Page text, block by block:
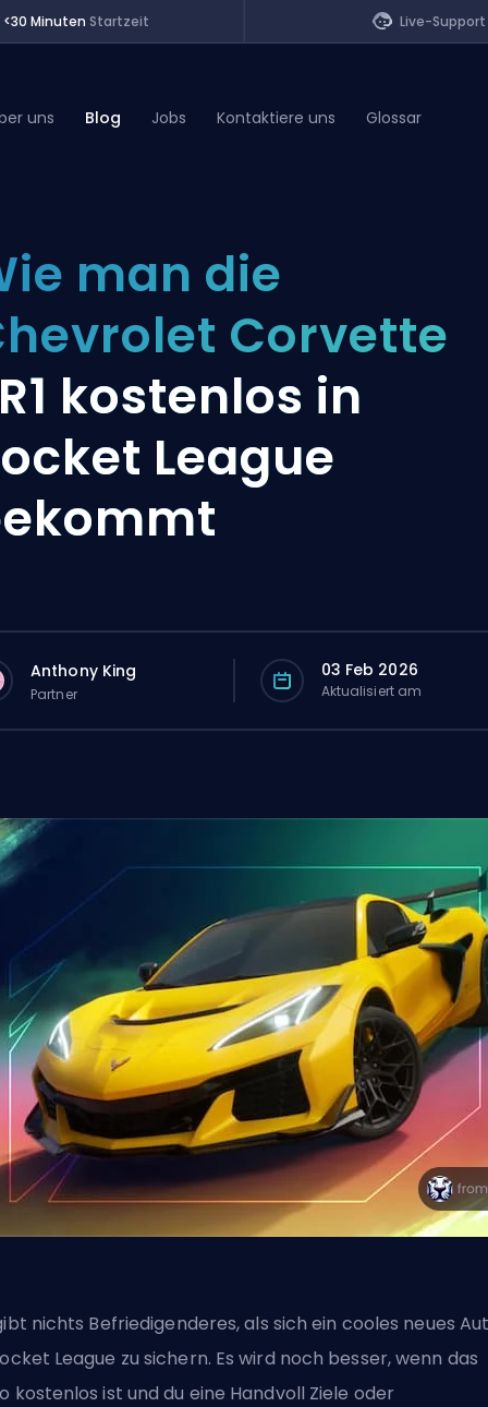
<30 Minuten Startzeit Live-Support
uns Blog Jobs Kontaktiere uns Glossar
man die
Corvette
kostenlos in
League
Anthony King
Partner
03 Feb 2026
Aktualisiert am
nichts Befriedigenderes, als sich ein cooles neues
League zu sichern. Es wird noch besser, wenn das
kostenlos ist und du eine Handvoll Ziele oder